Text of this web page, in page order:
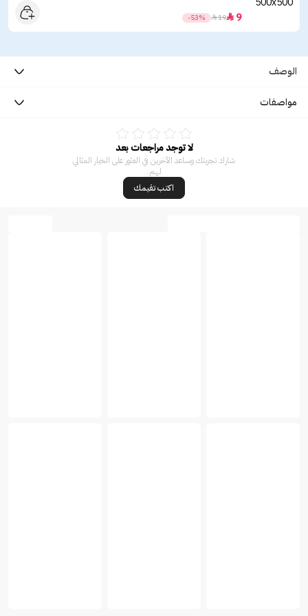
9

19

-53%
الوصف
مواصفات
لا توجد مراجعات بعد
شارك تجربتك وساعد الآخرين في العثور على الخيار المثالي
لهم.
اكتب تقيمك